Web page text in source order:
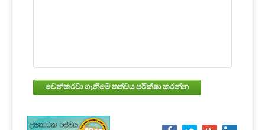
වෙන්කරවා ගැනීමේ තත්වය පරීක්ෂා කරන්න